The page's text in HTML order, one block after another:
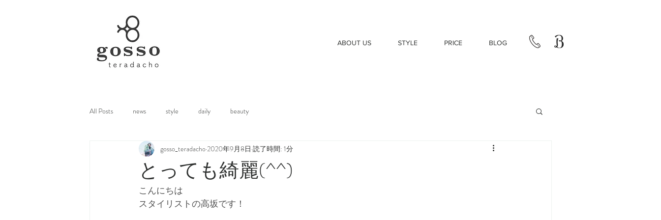
ABOUT US STYLE PRICE BLOG
All Posts news style daily beauty
とっても綺麗(^^)
gosso_teradacho 2020年9月8日 読了時間: 1分
こんにちは
スタイリストの高坂です！